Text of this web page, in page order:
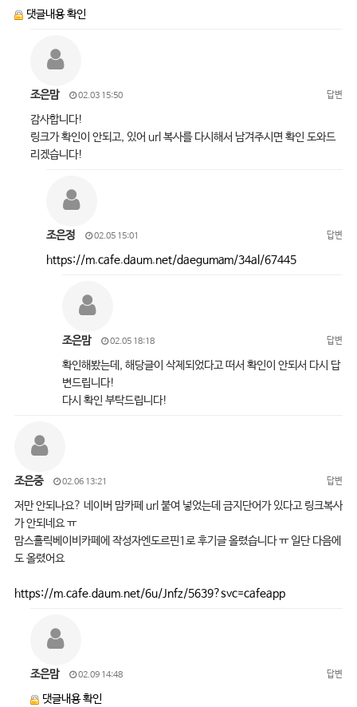
댓글내용 확인
조은맘 02.03 15:50 답변
감사합니다!
링크가 확인이 안되고, 있어 url 복사를 다시해서 남겨주시면 확인 도와드
리겠습니다!
조은정 02.05 15:01 답변
https://m.cafe.daum.net/daegumam/34al/67445
조은맘 02.05 18:18 답변
확인해봤는데, 해당글이 삭제되었다고 떠서 확인이 안되서 다시 답
변드립니다!
다시 확인 부탁드립니다!
조은중 02.06 13:21 답변
저만 안되나요? 네이버 맘카페 url 붙여 넣었는데 금지단어가 있다고 링크복사
가 안되네요 ㅠ
맘스홀릭베이비카페에 작성자엔도르핀1로 후기글 올렸습니다 ㅠ 일단 다음에
도 올렸어요
https://m.cafe.daum.net/6u/Jnfz/5639?svc=cafeapp
조은맘 02.09 14:48 답변
댓글내용 확인